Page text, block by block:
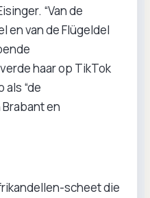
“Van de
en van de Flügeldel
haar op TikTok
“de
en
scheet die